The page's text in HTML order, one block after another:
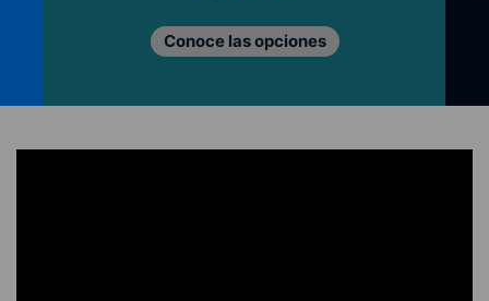
Conoce las opciones